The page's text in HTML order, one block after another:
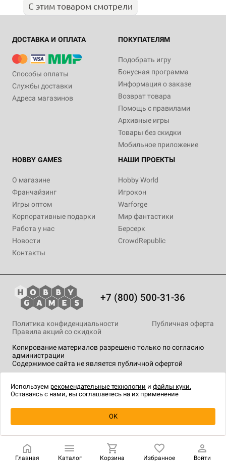
Уведомить о наличии
С этим товаром смотрели
ДОСТАВКА И ОПЛАТА
Способы оплаты
Службы доставки
Адреса магазинов
ПОКУПАТЕЛЯМ
Подобрать игру
Бонусная программа
Информация о заказе
Возврат товара
Помощь с правилами
Архивные игры
Товары без скидки
Мобильное приложение
HOBBY GAMES
О магазине
Франчайзинг
Игры оптом
Корпоративные подарки
Работа у нас
Новости
Контакты
НАШИ ПРОЕКТЫ
Hobby World
Игрокон
Warforge
Мир фантастики
Берсерк
CrowdRepublic
+7 (800) 500-31-36
Копирование материалов разрешено только по согласию
администрации
Содержимое сайта не является публичной офертой
Политика конфиденциальности
Публичная оферта
Правила акций со скидкой
технологии.
Главная Каталог Корзина Избранное Войти
Используем рекомендательные технологии и файлы куки.
Оставаясь с нами, вы соглашаетесь на их применение
OK